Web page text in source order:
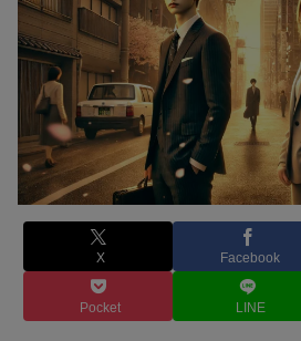
X Facebook
Pocket LINE